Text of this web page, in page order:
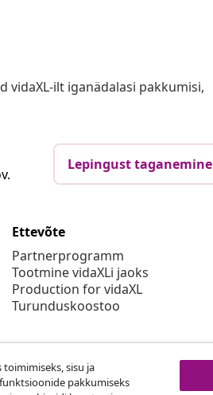
vidaXL-ilt iganädalasi pakkumisi,
Lepingust taganemine
Ettevõte
Partnerprogramm
Tootmine vidaXLi jaoks
Production for vidaXL
Turunduskoostoo
sisu ja
pakkumiseks